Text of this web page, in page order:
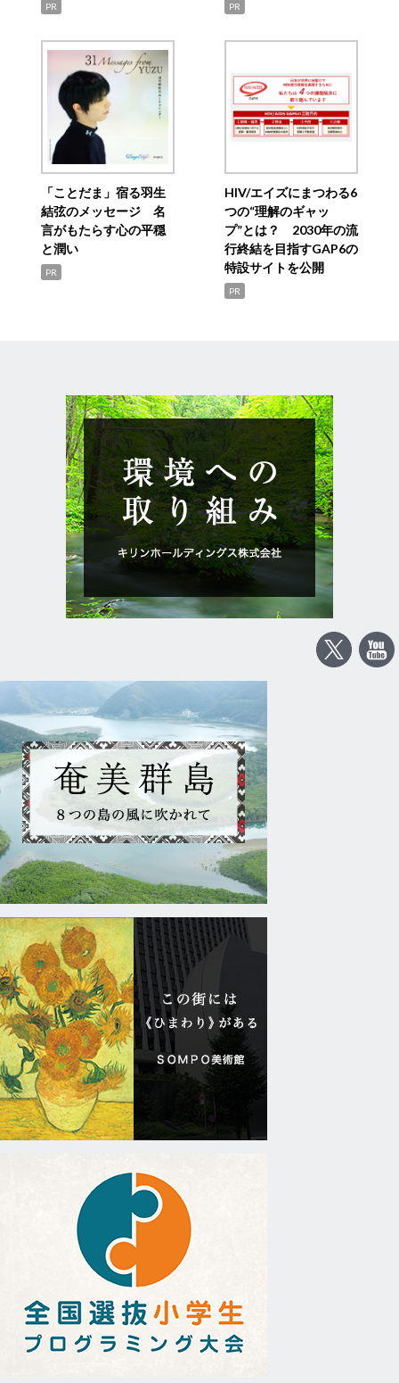
PR PR
「ことだま」宿る羽生
結弦のメッセージ 名
言がもたらす心の平穏
と潤い
PR
HIV/エイズにまつわる6
つの“理解のギャッ
プ”とは？ 2030年の流
行終結を目指すGAP6の
特設サイトを公開
PR